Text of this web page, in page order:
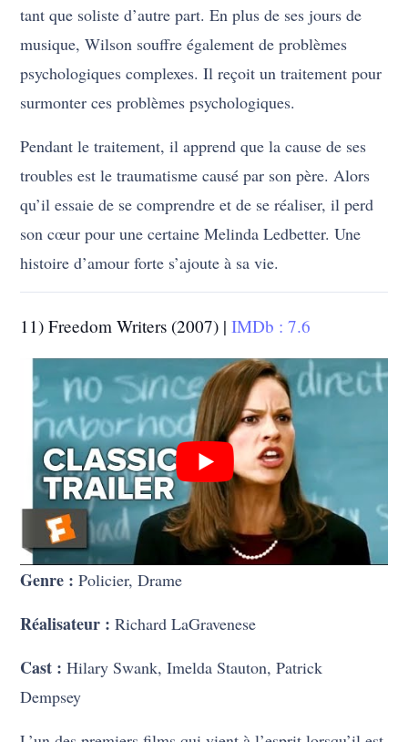
tant que soliste d’autre part. En plus de ses jours de
musique, Wilson souffre également de problèmes
psychologiques complexes. Il reçoit un traitement pour
surmonter ces problèmes psychologiques.
Pendant le traitement, il apprend que la cause de ses
troubles est le traumatisme causé par son père. Alors
qu’il essaie de se comprendre et de se réaliser, il perd
son cœur pour une certaine Melinda Ledbetter. Une
histoire d’amour forte s’ajoute à sa vie.
11) Freedom Writers (2007) |IMDb : 7.6
Genre : Policier, Drame
Réalisateur : Richard LaGravenese
Cast :Hilary Swank, Imelda Stauton, Patrick
Dempsey